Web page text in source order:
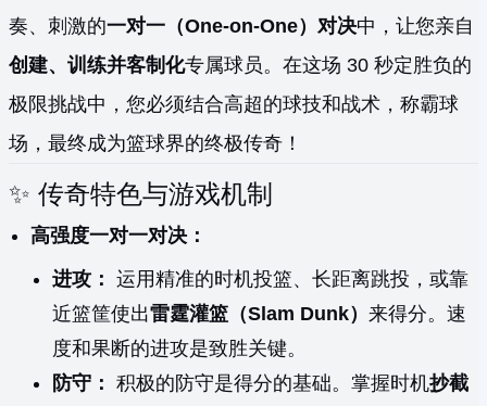
奏、刺激的一对一（One-on-One）对决中，让您亲自
创建、训练并客制化专属球员。在这场 30 秒定胜负的
极限挑战中，您必须结合高超的球技和战术，称霸球
场，最终成为篮球界的终极传奇！
✨ 传奇特色与游戏机制
高强度一对一对决：
进攻： 运用精准的时机投篮、长距离跳投，或靠
近篮筐使出雷霆灌篮（Slam Dunk） 来得分。速
度和果断的进攻是致胜关键。
防守： 积极的防守是得分的基础。掌握时机抄截